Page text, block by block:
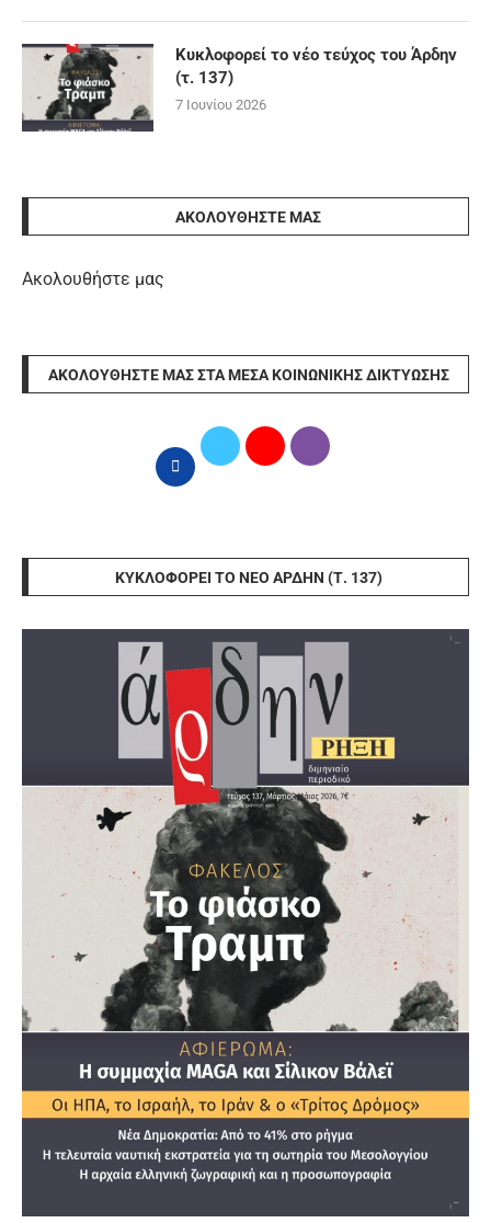
Κυκλοφορεί το νέο τεύχος του Άρδην
(τ. 137)
7 Ιουνίου 2026
ΑΚΟΛΟΥΘΉΣΤΕ ΜΑΣ
Ακολουθήστε μας
ΑΚΟΛΟΥΘΉΣΤΕ ΜΑΣ ΣΤΑ ΜΈΣΑ ΚΟΙΝΩΝΙΚΉΣ ΔΙΚΤΎΩΣΗΣ
ΚΥΚΛΟΦΟΡΕΊ ΤΟ ΝΈΟ ΆΡΔΗΝ (Τ. 137)